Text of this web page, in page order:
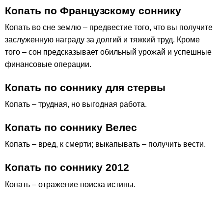
Копать по Французскому соннику
Копать во сне землю – предвестие того, что вы получите
заслуженную награду за долгий и тяжкий труд. Кроме
того – сон предсказывает обильный урожай и успешные
финансовые операции.
Копать по соннику для стервы
Копать – трудная, но выгодная работа.
Копать по соннику Велес
Копать – вред, к смерти; выкапывать – получить вести.
Копать по соннику 2012
Копать – отражение поиска истины.